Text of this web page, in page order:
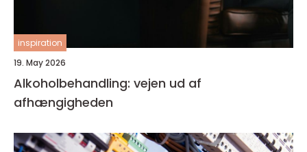
inspiration
19. May 2026
Alkoholbehandling: vejen ud af
afhængigheden